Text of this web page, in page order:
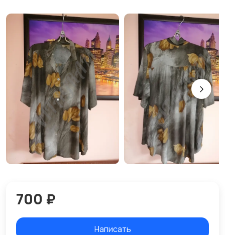
700 ₽
Написать